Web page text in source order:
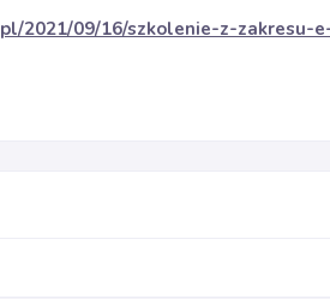
2021/09/16/szkolenie-z-zakresu-